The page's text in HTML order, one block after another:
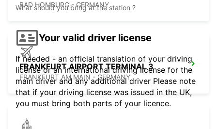
BAD HOMBURG - GERMANY
FRANKFURT AIRPORT TERMINAL 3
FRANKFURT AM MAIN - GERMANY
What should you bring at the station ?
Your valid driver license
If needed - an official translation of your driving
license or an international driving license for the
main driver and any additional driver Please note
that if your driving license was issued in the UK,
you must bring both parts of your licence.